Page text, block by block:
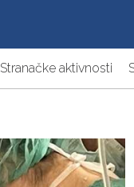
Stranačke aktivnosti